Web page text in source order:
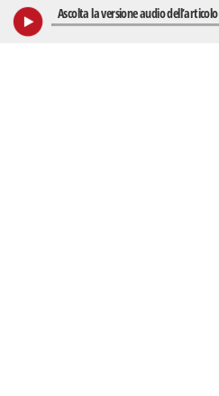
PlayAscolta la versione audio dell’articolo